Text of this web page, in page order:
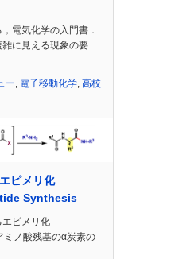
電気化学の入門書．
に見える現象の要
ー, 電子移動化学, 高校
ピメリ化
Synthesis
ピメリ化
ミノ酸残基のα炭素の